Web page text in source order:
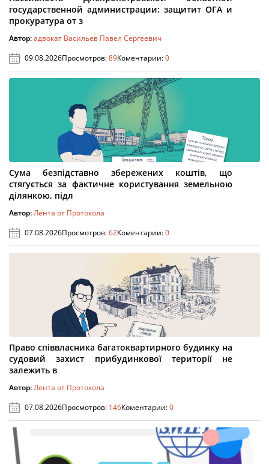
государственной администрации: защитит ОГА и
прокуратура от з
Автор:адвокат Васильев Павел Сергеевич
09.08.2026Просмотров:89Коментарии:0
Сума безпідставно збережених коштів, що
стягується за фактичне користування земельною
ділянкою, підл
Автор:Лента от Протокола
07.08.2026Просмотров:62Коментарии:0
Право співвласника багатоквартирного будинку на
судовий захист прибудинкової території не
залежить в
Автор:Лента от Протокола
07.08.2026Просмотров: 146Коментарии:0